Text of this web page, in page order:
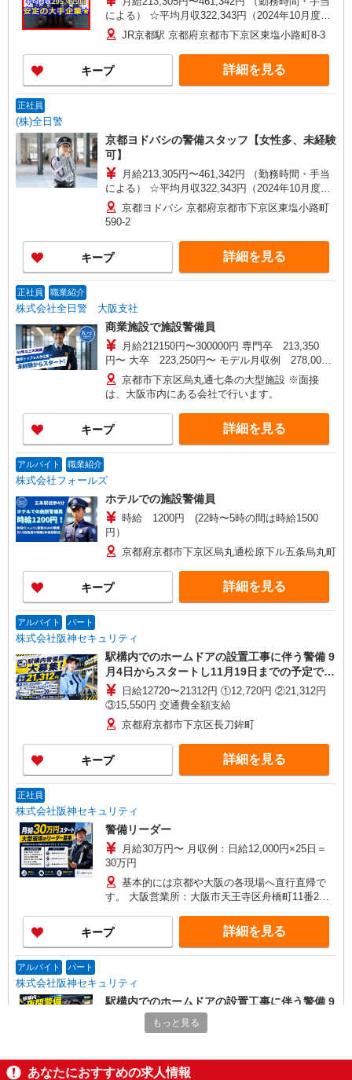
による） ☆平均月収322,343円（2024年10月度）
※大阪支社警備職正社員 全555名
JR京都駅 京都府京都市下京区東塩小路町8-3
キープ 詳細を見る
正社員
(株)全日警
京都ヨドバシの警備スタッフ【女性多、未経験
可】
月給213,305円〜461,342円 （勤務時間・手当
による） ☆平均月収322,343円（2024年10月度）
※大阪支社警備職正社員 全555名
京都ヨドバシ 京都府京都市下京区東塩小路町
590-2
キープ 詳細を見る
正社員 職業紹介
株式会社全日警 大阪支社
商業施設で施設警備員
月給212150円〜300000円 専門卒 213,350
円〜 大卒 223,250円〜 モデル月収例 278,000
円〜 （月給212150円〜+残業手当43ｈ+資格手当
等を含む計算） ※経験・能力・資格・勤務シフト
による ※22：00〜翌5：00の間の勤務時は、別
途、深夜割増手当あり
京都市下京区烏丸通七条の大型施設 ※面接
は、大阪市内にある会社で行います。
キープ 詳細を見る
アルバイト 職業紹介
株式会社フォールズ
ホテルでの施設警備員
時給 1200円 (22時〜5時の間は時給1500
円）
京都府京都市下京区烏丸通松原下ル五条烏丸町
キープ 詳細を見る
アルバイト パート
株式会社阪神セキュリティ
駅構内でのホームドアの設置工事に伴う警備 9
月4日からスタートし11月19日までの予定で
す。日給12720〜21312円 ①12,720円 ②21,312円
③15,550円 交通費全額支給
京都府京都市下京区長刀鉾町
キープ 詳細を見る
正社員
株式会社阪神セキュリティ
警備リーダー
月給30万円〜 月収例：日給12,000円×25日＝
30万円
基本的には京都や大阪の各現場へ直行直帰で
す。 大阪営業所：大阪市天王寺区舟橋町11番2号
キープ 詳細を見る
アルバイト パート
株式会社阪神セキュリティ
駅構内でのホームドアの設置工事に伴う警備 9
月4日からスタートし11月19日までの予定で
日給15,550円 ※交通費支給（上限1500円/1
京都府京都市下京区長刀鉾町
もっと見る
あなたにおすすめの求人情報